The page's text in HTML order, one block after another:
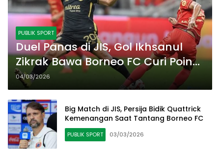
PUBLIK SPORT
Duel Panas di JIS, Gol Ikhsanul
Zikrak Bawa Borneo FC Curi Poin
di Markas Persija
04/03/2026
Big Match di JIS, Persija Bidik Quattrick
Kemenangan Saat Tantang Borneo FC
PUBLIK SPORT 03/03/2026